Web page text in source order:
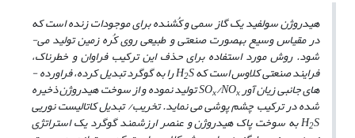
هیدروژن سولفید یک گاز سمی و کُشنده برای موجودات زنده است که
در مقیاس وسیع به­صورت صنعتی و طبیعی روی کُره زمین تولید می­
شود. روش مورد استفاده برای حذف این ترکیب فراوان و خطرناک،
فرایند صنعتی کلاوس است که H 2S را به گوگرد تبدیل کرده، فراورده ­
های جانبی زیان ­آور SO x/NOx تولید نموده و از سوخت هیدروژن ذخیره
شده در ترکیب چشم پوشی می ­نماید. تخریب/ تبدیل کاتالیست نوریی
H2 S به سوخت پاک هیدروژن و عنصر ارزشمند گوگرد یک استراتژی